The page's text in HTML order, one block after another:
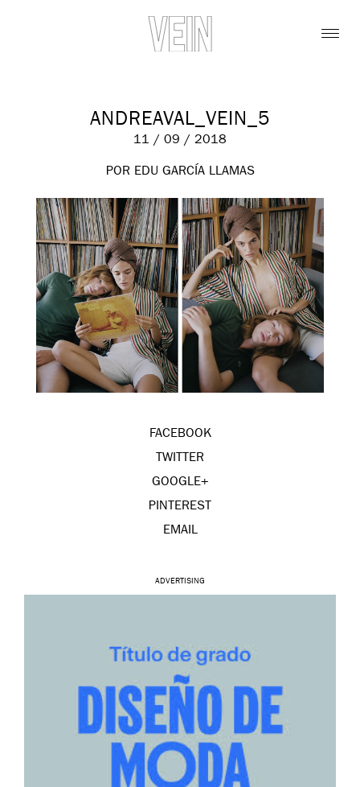
ANDREAVAL_VEIN_5
11 / 09 / 2018
POR EDU GARCÍA LLAMAS
FACEBOOK
TWITTER
GOOGLE+
PINTEREST
EMAIL
ADVERTISING